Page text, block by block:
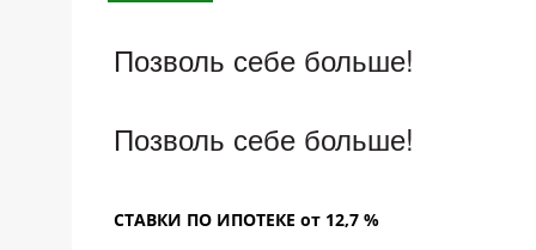
Позволь себе больше!
Позволь себе больше!
СТАВКИ ПО ИПОТЕКЕ от 12,7 %